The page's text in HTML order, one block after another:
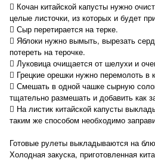
 Кочан китайской капусты нужно
целые листочки, из которых и будет
 Сыр перетирается на терке.
 Яблоки нужно вымыть, вырезать
потереть на терочке.
 Луковица очищается от шелухи и
 Грецкие орешки нужно перемолоть в
 Смешать в одной чашке сырную
тщательно размешать и добавить как
 На листик китайской капусты
таким же способом необходимо
Готовые рулеты выкладываются на
Холодная закуска, приготовленная